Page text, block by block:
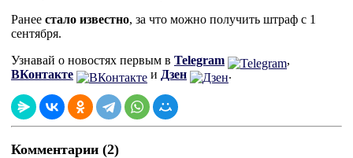
Ранее стало известно, за что можно получить штраф с 1
сентября.
Узнавай о новостях первым в Telegram
,
ВКонтакте
и Дзен .
Комментарии (2)